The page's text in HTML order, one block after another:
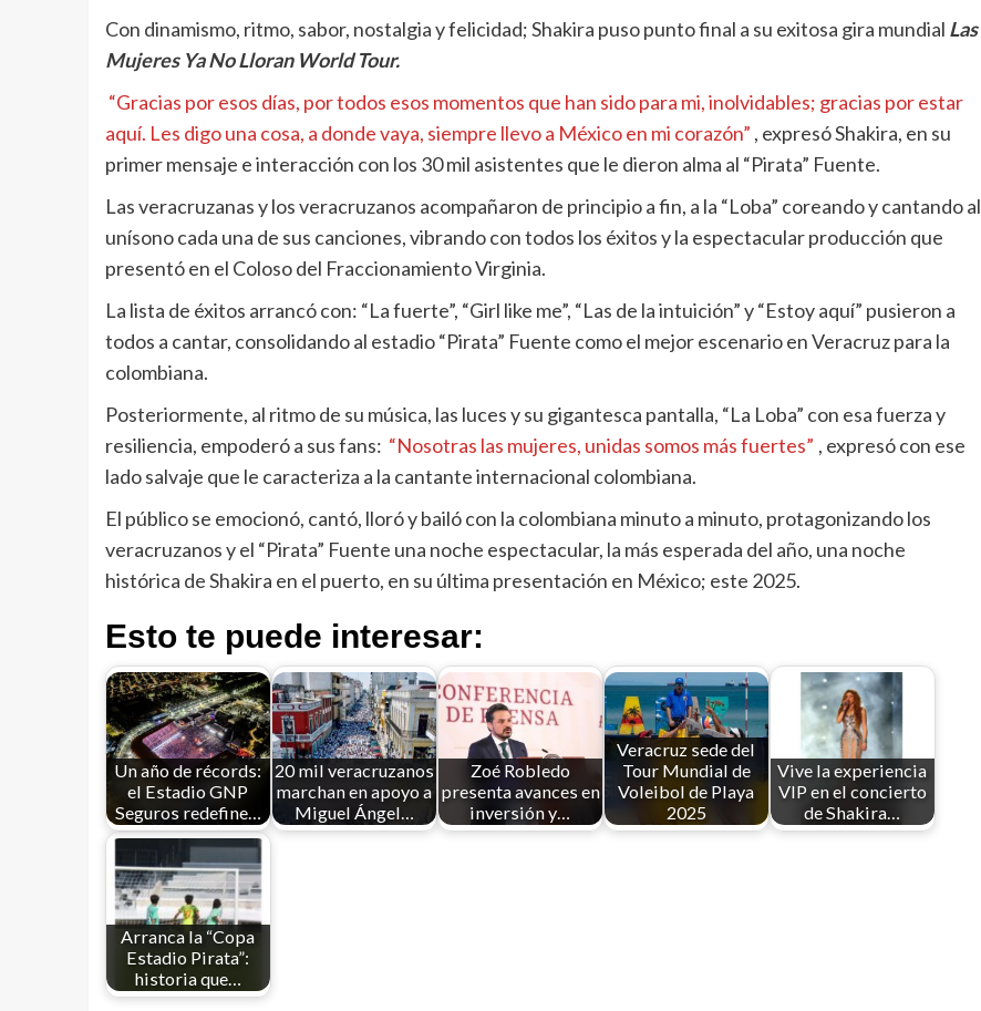
Con dinamismo, ritmo, sabor, nostalgia y felicidad; Shakira puso punto final a su exitosa gira mundial Las
Mujeres Ya No Lloran World Tour.
“Gracias por esos días, por todos esos momentos que han sido para mi, inolvidables; gracias por estar
aquí. Les digo una cosa, a donde vaya, siempre llevo a México en mi corazón” , expresó Shakira, en su
primer mensaje e interacción con los 30 mil asistentes que le dieron alma al “Pirata” Fuente.
Las veracruzanas y los veracruzanos acompañaron de principio a fin, a la “Loba” coreando y cantando al
unísono cada una de sus canciones, vibrando con todos los éxitos y la espectacular producción que
presentó en el Coloso del Fraccionamiento Virginia.
La lista de éxitos arrancó con: “La fuerte”, “Girl like me”, “Las de la intuición” y “Estoy aquí” pusieron a
todos a cantar, consolidando al estadio “Pirata” Fuente como el mejor escenario en Veracruz para la
colombiana.
Posteriormente, al ritmo de su música, las luces y su gigantesca pantalla, “La Loba” con esa fuerza y
resiliencia, empoderó a sus fans: “Nosotras las mujeres, unidas somos más fuertes” , expresó con ese
lado salvaje que le caracteriza a la cantante internacional colombiana.
El público se emocionó, cantó, lloró y bailó con la colombiana minuto a minuto, protagonizando los
veracruzanos y el “Pirata” Fuente una noche espectacular, la más esperada del año, una noche
histórica de Shakira en el puerto, en su última presentación en México; este 2025.
Esto te puede interesar:
Un año de récords:
el Estadio GNP
Seguros redefine…
20 mil veracruzanos
marchan en apoyo a
Miguel Ángel…
Zoé Robledo
presenta avances en
inversión y…
Veracruz sede del
Tour Mundial de
Voleibol de Playa
2025
Vive la experiencia
VIP en el concierto
de Shakira…
Arranca la “Copa
Estadio Pirata”:
historia que…